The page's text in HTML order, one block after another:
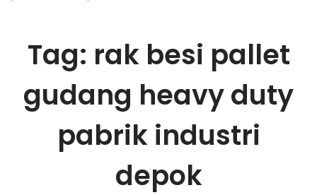
Tag: rak besi pallet
gudang heavy duty
pabrik industri
depok